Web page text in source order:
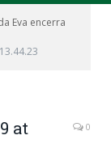
Eva encerra
at
0